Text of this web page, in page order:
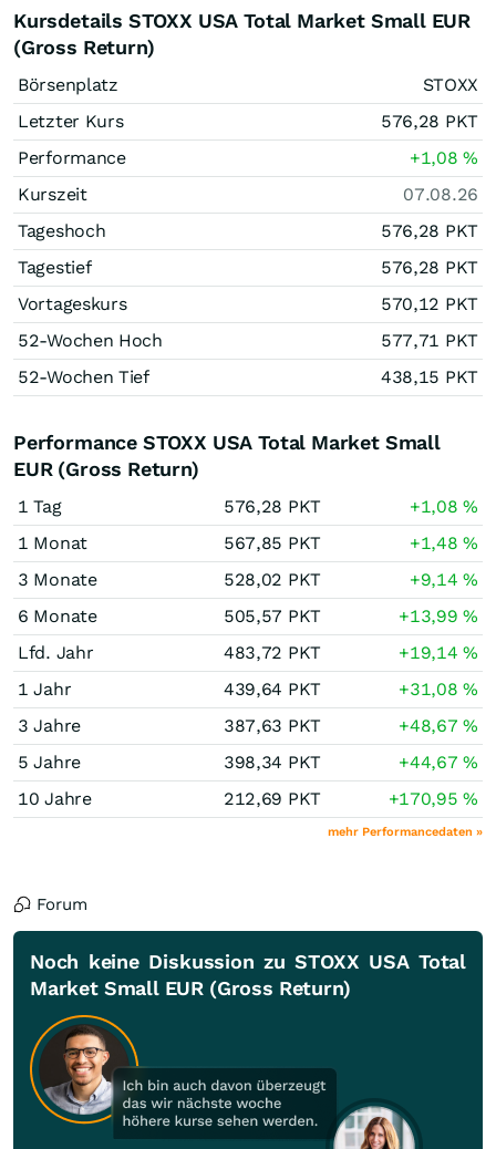
Kursdetails STOXX USA Total Market Small EUR
(Gross Return)
Börsenplatz
STOXX
Letzter Kurs
576,28 PKT
Performance
+1,08%
Kurszeit
07.08.26
Tageshoch
576,28 PKT
Tagestief
576,28 PKT
Vortageskurs
570,12 PKT
52-Wochen Hoch
577,71 PKT
52-Wochen Tief
438,15 PKT
Performance STOXX USA Total Market Small
EUR (Gross Return)
1 Tag 576,28 PKT +1,08%
1 Monat
567,85 PKT +1,48%
3 Monate
528,02 PKT +9,14%
6 Monate
505,57 PKT +13,99%
Lfd. Jahr
483,72 PKT +19,14%
1 Jahr
439,64 PKT +31,08%
3 Jahre
387,63 PKT +48,67%
5 Jahre
398,34 PKT +44,67%
10 Jahre
212,69 PKT +170,95%
mehr Performancedaten »
Forum
Noch keine Diskussion zu STOXX USA Total
Market Small EUR (Gross Return)